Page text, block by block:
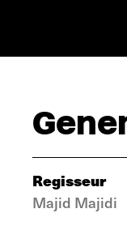
Regisseur
Majid Majidi